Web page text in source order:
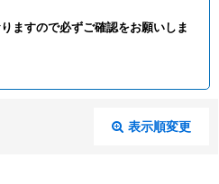
ますので必ずご確認をお願いしま
表示順変更